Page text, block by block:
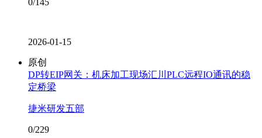
0/145
2026-01-15
原创
DP转EIP网关：机床加工现场汇川PLC远程IO通讯的稳
定桥梁
捷米研发五部
0/229